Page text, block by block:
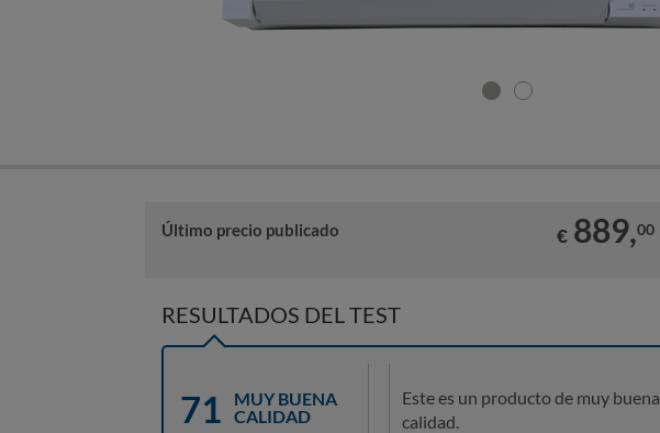
Último precio publicado € 889,00
RESULTADOS DEL TEST
71
MUY BUENA
CALIDAD
Este es un producto de muy buena
calidad.